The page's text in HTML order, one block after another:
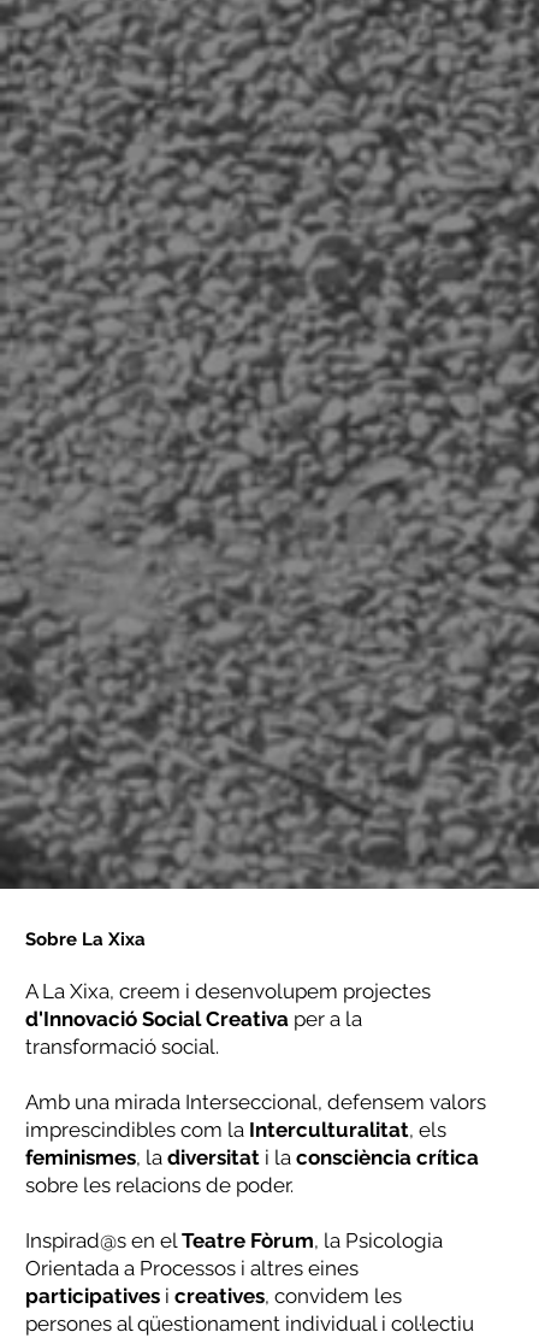
A La Xixa, creem i desenvolupem projectes
d'Innovació Social Creativa per a la
transformació social.
Amb una mirada Interseccional, defensem valors
imprescindibles com la Interculturalitat, els
feminismes, ladiversitat i laconsciència crítica
sobre les relacions de poder.
Inspirad@s en elTeatre Fòrum, la Psicologia
Orientada a Processos i altres eines
participatives icreatives, convidem les
persones al qüestionament individual i col·lectiu
Sobre La Xixa